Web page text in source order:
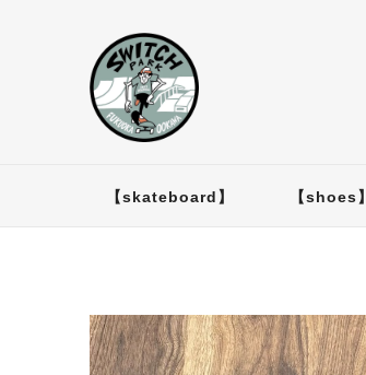
【skateboard】 【shoes】